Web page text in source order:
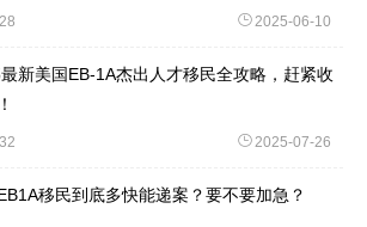
2025-06-10
新美国EB-1A杰出人才移民全攻略，赶紧收
2025-07-26
移民到底多快能递案？要不要加急？